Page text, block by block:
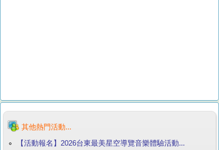
其他熱門活動...
【活動報名】2026台東最美星空導覽音樂體驗活動...